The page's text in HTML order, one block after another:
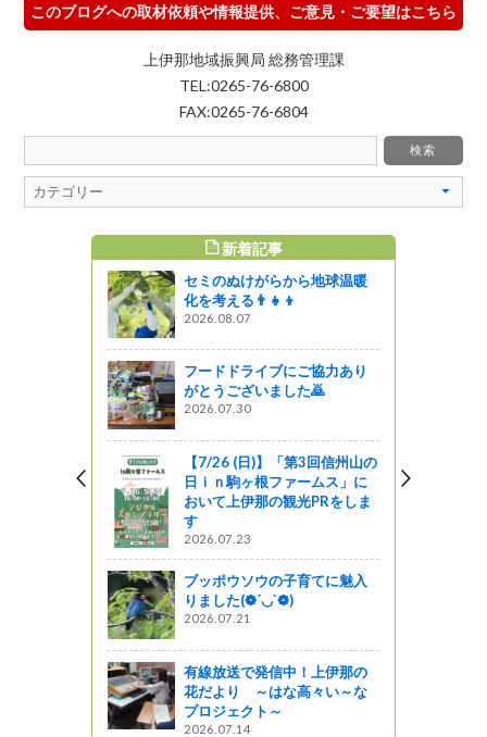
このブログへの取材依頼や情報提供、ご意見・ご要望はこちら
上伊那地域振興局 総務管理課
TEL:0265-76-6800
FAX:0265-76-6804
新着記事
セミのぬけがらから地球温暖
化を考える👨‍👧‍👦
2026.08.07
フードドライブにご協力あり
がとうございました🙇
2026.07.30
【7/26 (日)】「第3回信州山の
日ｉｎ駒ヶ根ファームス」に
おいて上伊那の観光PRをしま
す
2026.07.23
ブッポウソウの子育てに魅入
りました(❁´◡`❁)
2026.07.21
有線放送で発信中！上伊那の
花だより ～はな高々い～な
プロジェクト～
2026.07.14